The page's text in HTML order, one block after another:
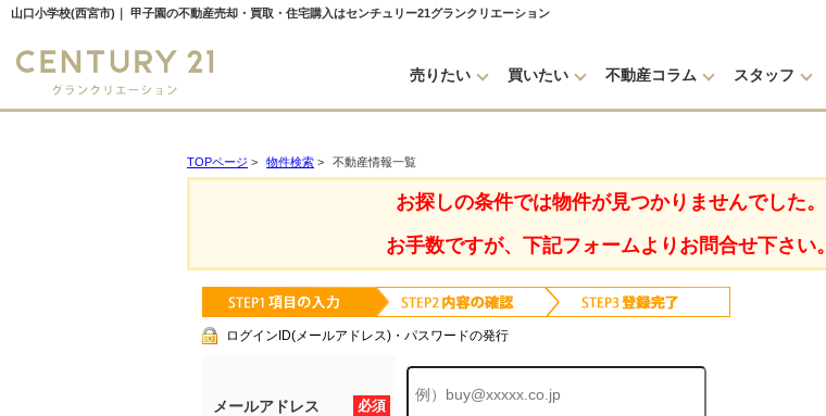
山口小学校(西宮市)｜ 甲子園の不動産売却・買取・住宅購入はセンチュリー21グランクリエーション
売りたい 買いたい 不動産コラム スタッフ
TOPページ > 物件検索 > 不動産情報一覧
お探しの条件では物件が見つかりませんでした。
お手数ですが、下記フォームよりお問合せ下さい。
ログインID(メールアドレス)・パスワードの発行
必須
メールアドレス